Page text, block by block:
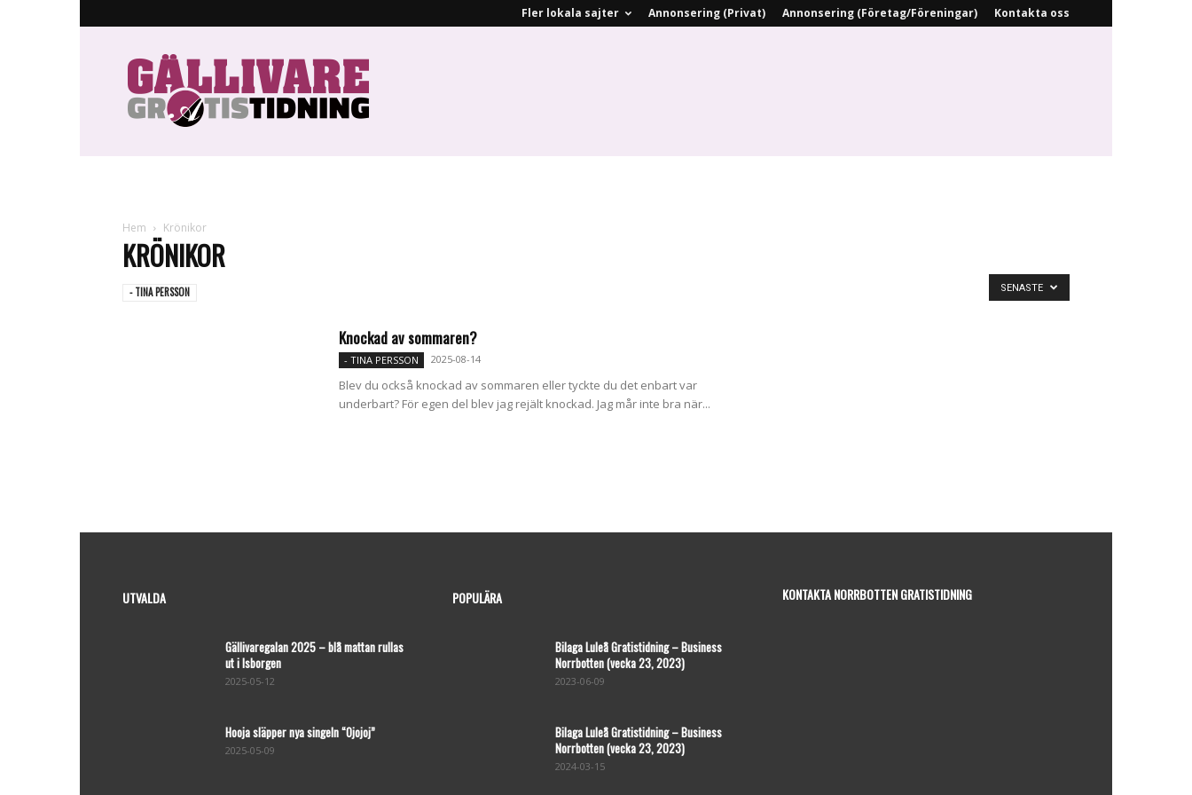
Fler lokala sajter Annonsering (Privat) Annonsering (Företag/Föreningar) Kontakta oss
Gällivare
Gratistidning
Hem Krönikor
KRÖNIKOR
- TINA PERSSON SENASTE
Knockad av sommaren?
- TINA PERSSON 2025-08-14
Blev du också knockad av sommaren eller tyckte du det enbart var
underbart? För egen del blev jag rejält knockad. Jag mår inte bra när...
UTVALDA
Gällivaregalan 2025 – blå mattan rullas
ut i Isborgen
2025-05-12
Hooja släpper nya singeln “Ojojoj”
2025-05-09
POPULÄRA
Bilaga Luleå Gratistidning – Business
Norrbotten (vecka 23, 2023)
2023-06-09
Bilaga Luleå Gratistidning – Business
Norrbotten (vecka 23, 2023)
2024-03-15
KONTAKTA NORRBOTTEN GRATISTIDNING